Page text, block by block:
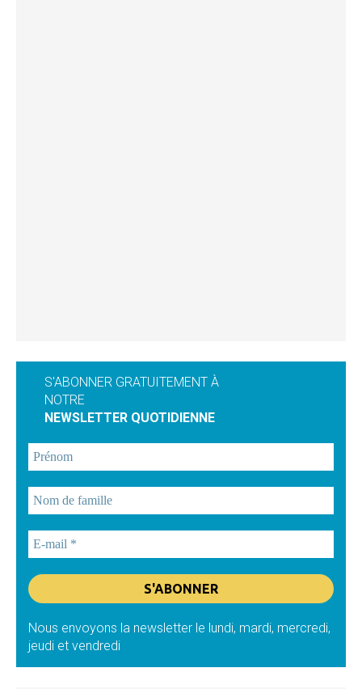
S'ABONNER GRATUITEMENT À
NOTRE
NEWSLETTER QUOTIDIENNE
Nous envoyons la newsletter le lundi, mardi, mercredi,
jeudi et vendredi